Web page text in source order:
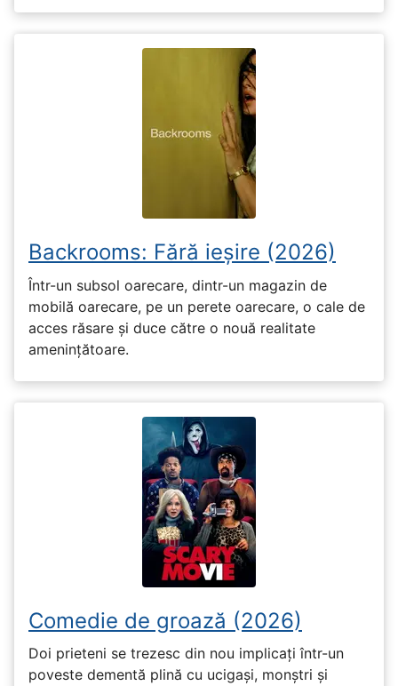
Backrooms: Fără ieșire (2026)
Într-un subsol oarecare, dintr-un magazin de
mobilă oarecare, pe un perete oarecare, o cale de
acces răsare și duce către o nouă realitate
amenințătoare.
Comedie de groază (2026)
Doi prieteni se trezesc din nou implicați într-un
poveste dementă plină cu ucigași, monștri și